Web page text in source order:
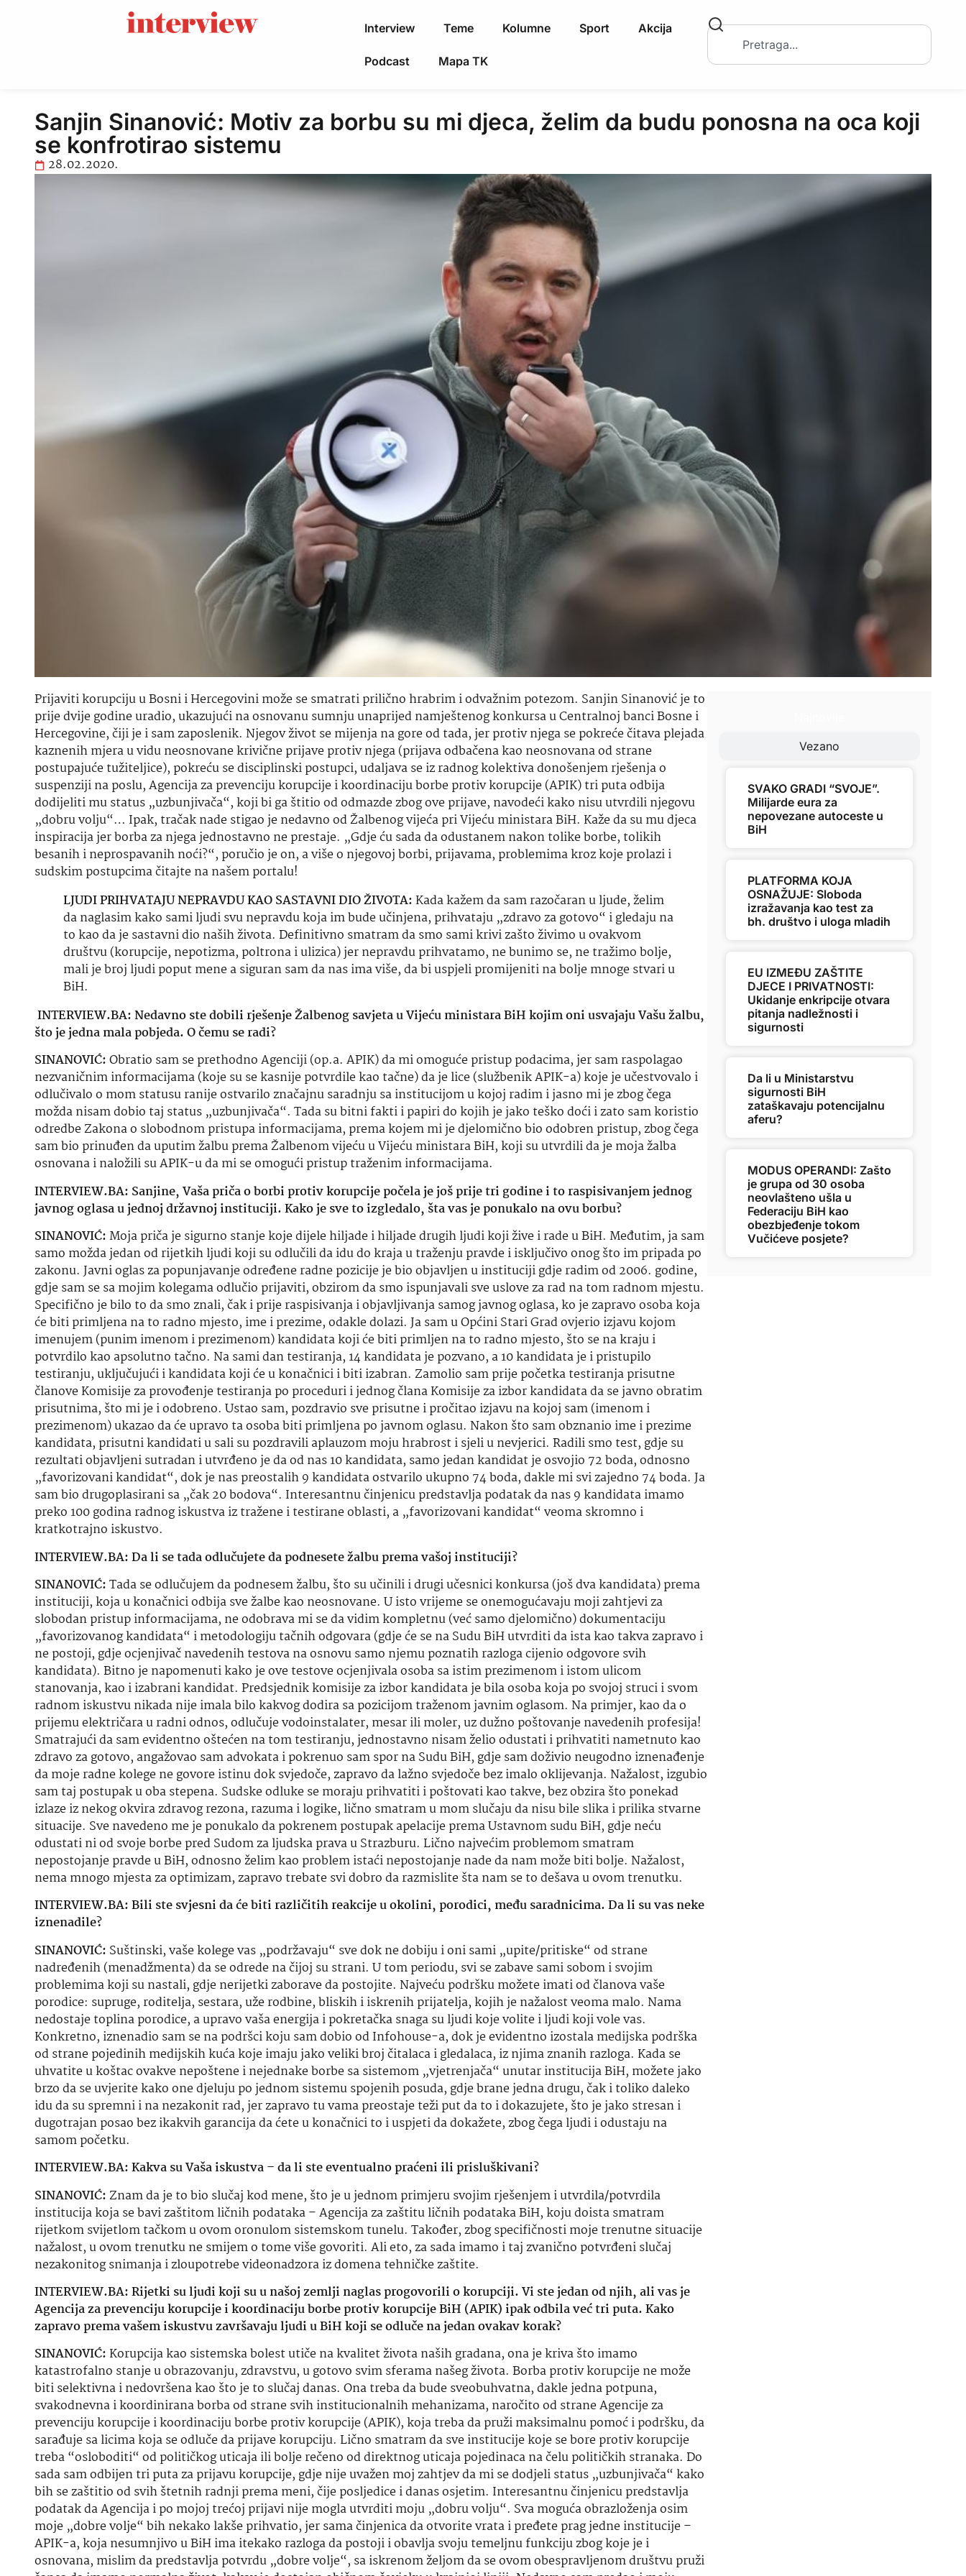
Interview Teme Kolumne Sport Akcija
Podcast Mapa TK
Sanjin Sinanović: Motiv za borbu su mi djeca, želim da budu ponosna na oca koji
se konfrotirao sistemu
28.02.2020.
Prijaviti korupciju u Bosni i Hercegovini može se smatrati prilično hrabrim i odvažnim potezom. Sanjin Sinanović je to
prije dvije godine uradio, ukazujući na osnovanu sumnju unaprijed namještenog konkursa u Centralnoj banci Bosne i
Hercegovine, čiji je i sam zaposlenik. Njegov život se mijenja na gore od tada, jer protiv njega se pokreće čitava plejada
kaznenih mjera u vidu neosnovane krivične prijave protiv njega (prijava odbačena kao neosnovana od strane
postupajuće tužiteljice), pokreću se disciplinski postupci, udaljava se iz radnog kolektiva donošenjem rješenja o
suspenziji na poslu, Agencija za prevenciju korupcije i koordinaciju borbe protiv korupcije (APIK) tri puta odbija
dodijeliti mu status „uzbunjivača“, koji bi ga štitio od odmazde zbog ove prijave, navodeći kako nisu utvrdili njegovu
„dobru volju“… Ipak, tračak nade stigao je nedavno od Žalbenog vijeća pri Vijeću ministara BiH. Kaže da su mu djeca
inspiracija jer borba za njega jednostavno ne prestaje. „Gdje ću sada da odustanem nakon tolike borbe, tolikih
besanih i neprospavanih noći?“, poručio je on, a više o njegovoj borbi, prijavama, problemima kroz koje prolazi i
sudskim postupcima čitajte na našem portalu!
LJUDI PRIHVATAJU NEPRAVDU KAO SASTAVNI DIO ŽIVOTA:Kada kažem da sam razočaran u ljude, želim
da naglasim kako sami ljudi svu nepravdu koja im bude učinjena, prihvataju „zdravo za gotovo“ i gledaju na
to kao da je sastavni dio naših života. Definitivno smatram da smo sami krivi zašto živimo u ovakvom
društvu (korupcije, nepotizma, poltrona i ulizica) jer nepravdu prihvatamo, ne bunimo se, ne tražimo bolje,
mali je broj ljudi poput mene a siguran sam da nas ima više, da bi uspjeli promijeniti na bolje mnoge stvari u
BiH.
INTERVIEW.BA: Nedavno ste dobili rješenje Žalbenog savjeta u Vijeću ministara BiH kojim oni usvajaju Vašu žalbu,
što je jedna mala pobjeda. O čemu se radi?
SINANOVIĆ:Obratio sam se prethodno Agenciji (op.a. APIK) da mi omoguće pristup podacima, jer sam raspolagao
nezvaničnim informacijama (koje su se kasnije potvrdile kao tačne) da je lice (službenik APIK-a) koje je učestvovalo i
odlučivalo o mom statusu ranije ostvarilo značajnu saradnju sa institucijom u kojoj radim i jasno mi je zbog čega
možda nisam dobio taj status „uzbunjivača“. Tada su bitni fakti i papiri do kojih je jako teško doći i zato sam koristio
odredbe Zakona o slobodnom pristupa informacijama, prema kojem mi je djelomično bio odobren pristup, zbog čega
sam bio prinuđen da uputim žalbu prema Žalbenom vijeću u Vijeću ministara BiH, koji su utvrdili da je moja žalba
osnovana i naložili su APIK-u da mi se omogući pristup traženim informacijama.
INTERVIEW.BA: Sanjine, Vaša priča o borbi protiv korupcije počela je još prije tri godine i to raspisivanjem jednog
javnog oglasa u jednoj državnoj instituciji. Kako je sve to izgledalo, šta vas je ponukalo na ovu borbu?
SINANOVIĆ:Moja priča je sigurno stanje koje dijele hiljade i hiljade drugih ljudi koji žive i rade u BiH. Međutim, ja sam
samo možda jedan od rijetkih ljudi koji su odlučili da idu do kraja u traženju pravde i isključivo onog što im pripada po
zakonu. Javni oglas za popunjavanje određene radne pozicije je bio objavljen u instituciji gdje radim od 2006. godine,
gdje sam se sa mojim kolegama odlučio prijaviti, obzirom da smo ispunjavali sve uslove za rad na tom radnom mjestu.
Specifično je bilo to da smo znali, čak i prije raspisivanja i objavljivanja samog javnog oglasa, ko je zapravo osoba koja
će biti primljena na to radno mjesto, ime i prezime, odakle dolazi. Ja sam u Općini Stari Grad ovjerio izjavu kojom
imenujem (punim imenom i prezimenom) kandidata koji će biti primljen na to radno mjesto, što se na kraju i
potvrdilo kao apsolutno tačno. Na sami dan testiranja, 14 kandidata je pozvano, a 10 kandidata je i pristupilo
testiranju, uključujući i kandidata koji će u konačnici i biti izabran. Zamolio sam prije početka testiranja prisutne
članove Komisije za provođenje testiranja po proceduri i jednog člana Komisije za izbor kandidata da se javno obratim
prisutnima, što mi je i odobreno. Ustao sam, pozdravio sve prisutne i pročitao izjavu na kojoj sam (imenom i
prezimenom) ukazao da će upravo ta osoba biti primljena po javnom oglasu. Nakon što sam obznanio ime i prezime
kandidata, prisutni kandidati u sali su pozdravili aplauzom moju hrabrost i sjeli u nevjerici. Radili smo test, gdje su
rezultati objavljeni sutradan i utvrđeno je da od nas 10 kandidata, samo jedan kandidat je osvojio 72 boda, odnosno
„favorizovani kandidat“, dok je nas preostalih 9 kandidata ostvarilo ukupno 74 boda, dakle mi svi zajedno 74 boda. Ja
sam bio drugoplasirani sa „čak 20 bodova“. Interesantnu činjenicu predstavlja podatak da nas 9 kandidata imamo
preko 100 godina radnog iskustva iz tražene i testirane oblasti, a „favorizovani kandidat“ veoma skromno i
kratkotrajno iskustvo.
INTERVIEW.BA: Da li se tada odlučujete da podnesete žalbu prema vašoj instituciji?
SINANOVIĆ:Tada se odlučujem da podnesem žalbu, što su učinili i drugi učesnici konkursa (još dva kandidata) prema
instituciji, koja u konačnici odbija sve žalbe kao neosnovane. U isto vrijeme se onemogućavaju moji zahtjevi za
slobodan pristup informacijama, ne odobrava mi se da vidim kompletnu (već samo djelomično) dokumentaciju
„favorizovanog kandidata“ i metodologiju tačnih odgovara (gdje će se na Sudu BiH utvrditi da ista kao takva zapravo i
ne postoji, gdje ocjenjivač navedenih testova na osnovu samo njemu poznatih razloga cijenio odgovore svih
kandidata). Bitno je napomenuti kako je ove testove ocjenjivala osoba sa istim prezimenom i istom ulicom
stanovanja, kao i izabrani kandidat. Predsjednik komisije za izbor kandidata je bila osoba koja po svojoj struci i svom
radnom iskustvu nikada nije imala bilo kakvog dodira sa pozicijom traženom javnim oglasom. Na primjer, kao da o
prijemu električara u radni odnos, odlučuje vodoinstalater, mesar ili moler, uz dužno poštovanje navedenih profesija!
Smatrajući da sam evidentno oštećen na tom testiranju, jednostavno nisam želio odustati i prihvatiti nametnuto kao
zdravo za gotovo, angažovao sam advokata i pokrenuo sam spor na Sudu BiH, gdje sam doživio neugodno iznenađenje
da moje radne kolege ne govore istinu dok svjedoče, zapravo da lažno svjedoče bez imalo oklijevanja. Nažalost, izgubio
sam taj postupak u oba stepena. Sudske odluke se moraju prihvatiti i poštovati kao takve, bez obzira što ponekad
izlaze iz nekog okvira zdravog rezona, razuma i logike, lično smatram u mom slučaju da nisu bile slika i prilika stvarne
situacije. Sve navedeno me je ponukalo da pokrenem postupak apelacije prema Ustavnom sudu BiH, gdje neću
odustati ni od svoje borbe pred Sudom za ljudska prava u Strazburu. Lično najvećim problemom smatram
nepostojanje pravde u BiH, odnosno želim kao problem istaći nepostojanje nade da nam može biti bolje. Nažalost,
nema mnogo mjesta za optimizam, zapravo trebate svi dobro da razmislite šta nam se to dešava u ovom trenutku.
INTERVIEW.BA: Bili ste svjesni da će biti različitih reakcije u okolini, porodici, među saradnicima. Da li su vas neke
iznenadile?
SINANOVIĆ: Suštinski, vaše kolege vas „podržavaju“ sve dok ne dobiju i oni sami „upite/pritiske“ od strane
nadređenih (menadžmenta) da se odrede na čijoj su strani. U tom periodu, svi se zabave sami sobom i svojim
problemima koji su nastali, gdje nerijetki zaborave da postojite. Najveću podršku možete imati od članova vaše
porodice: supruge, roditelja, sestara, uže rodbine, bliskih i iskrenih prijatelja, kojih je nažalost veoma malo. Nama
nedostaje toplina porodice, a upravo vaša energija i pokretačka snaga su ljudi koje volite i ljudi koji vole vas.
Konkretno, iznenadio sam se na podršci koju sam dobio od Infohouse-a, dok je evidentno izostala medijska podrška
od strane pojedinih medijskih kuća koje imaju jako veliki broj čitalaca i gledalaca, iz njima znanih razloga. Kada se
uhvatite u koštac ovakve nepoštene i nejednake borbe sa sistemom „vjetrenjača“ unutar institucija BiH, možete jako
brzo da se uvjerite kako one djeluju po jednom sistemu spojenih posuda, gdje brane jedna drugu, čak i toliko daleko
idu da su spremni i na nezakonit rad, jer zapravo tu vama preostaje teži put da to i dokazujete, što je jako stresan i
dugotrajan posao bez ikakvih garancija da ćete u konačnici to i uspjeti da dokažete, zbog čega ljudi i odustaju na
samom početku.
INTERVIEW.BA: Kakva su Vaša iskustva – da li ste eventualno praćeni ili prisluškivani?
SINANOVIĆ:Znam da je to bio slučaj kod mene, što je u jednom primjeru svojim rješenjem i utvrdila/potvrdila
institucija koja se bavi zaštitom ličnih podataka – Agencija za zaštitu ličnih podataka BiH, koju doista smatram
rijetkom svijetlom tačkom u ovom oronulom sistemskom tunelu. Također, zbog specifičnosti moje trenutne situacije
nažalost, u ovom trenutku ne smijem o tome više govoriti. Ali eto, za sada imamo i taj zvanično potvrđeni slučaj
nezakonitog snimanja i zloupotrebe videonadzora iz domena tehničke zaštite.
INTERVIEW.BA: Rijetki su ljudi koji su u našoj zemlji naglas progovorili o korupciji. Vi ste jedan od njih, ali vas je
Agencija za prevenciju korupcije i koordinaciju borbe protiv korupcije BiH (APIK) ipak odbila već tri puta. Kako
zapravo prema vašem iskustvu završavaju ljudi u BiH koji se odluče na jedan ovakav korak?
SINANOVIĆ:Korupcija kao sistemska bolest utiče na kvalitet života naših gradana, ona je kriva što imamo
katastrofalno stanje u obrazovanju, zdravstvu, u gotovo svim sferama našeg života. Borba protiv korupcije ne može
biti selektivna i nedovršena kao što je to slučaj danas. Ona treba da bude sveobuhvatna, dakle jedna potpuna,
svakodnevna i koordinirana borba od strane svih institucionalnih mehanizama, naročito od strane Agencije za
prevenciju korupcije i koordinaciju borbe protiv korupcije (APIK), koja treba da pruži maksimalnu pomoć i podršku, da
sarađuje sa licima koja se odluče da prijave korupciju. Lično smatram da sve institucije koje se bore protiv korupcije
treba “osloboditi“ od političkog uticaja ili bolje rečeno od direktnog uticaja pojedinaca na čelu političkih stranaka. Do
sada sam odbijen tri puta za prijavu korupcije, gdje nije uvažen moj zahtjev da mi se dodjeli status „uzbunjivača“ kako
bih se zaštitio od svih štetnih radnji prema meni, čije posljedice i danas osjetim. Interesantnu činjenicu predstavlja
podatak da Agencija i po mojoj trećoj prijavi nije mogla utvrditi moju „dobru volju“. Sva moguća obrazloženja osim
moje „dobre volje“ bih nekako lakše prihvatio, jer sama činjenica da otvorite vrata i pređete prag jedne institucije –
APIK-a, koja nesumnjivo u BiH ima itekako razloga da postoji i obavlja svoju temeljnu funkciju zbog koje je i
osnovana, mislim da predstavlja potvrdu „dobre volje“, sa iskrenom željom da se ovom obespravljenom društvu pruži
Vezano
SVAKO GRADI “SVOJE”.
Milijarde eura za
nepovezane autoceste u
BiH
PLATFORMA KOJA
OSNAŽUJE: Sloboda
izražavanja kao test za
bh. društvo i uloga mladih
EU IZMEĐU ZAŠTITE
DJECE I PRIVATNOSTI:
Ukidanje enkripcije otvara
pitanja nadležnosti i
sigurnosti
Da li u Ministarstvu
sigurnosti BiH
zataškavaju potencijalnu
aferu?
MODUS OPERANDI: Zašto
je grupa od 30 osoba
neovlašteno ušla u
Federaciju BiH kao
obezbjeđenje tokom
Vučićeve posjete?